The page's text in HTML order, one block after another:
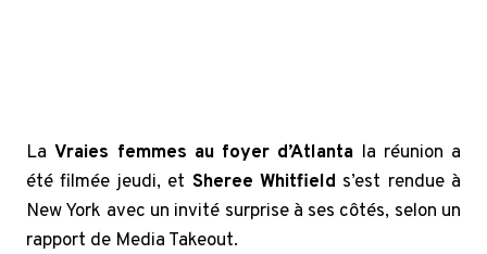
LaVraies femmes au foyer d’Atlanta la réunion a
été filmée jeudi, et Sheree Whitfield s’est rendue à
New York avec un invité surprise à ses côtés, selon un
rapport de Media Takeout.